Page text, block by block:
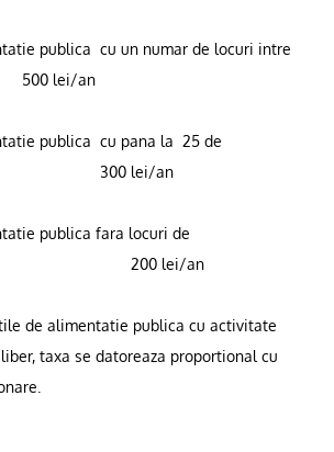
publica cu un numar de locuri intre
500 lei/an
publica cu pana la 25 de
300 lei/an
publica fara locuri de
200 lei/an
de alimentatie publica cu activitate
taxa se datoreaza proportional cu